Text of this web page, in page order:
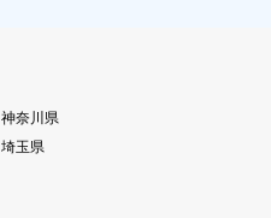
神奈川県
埼玉県